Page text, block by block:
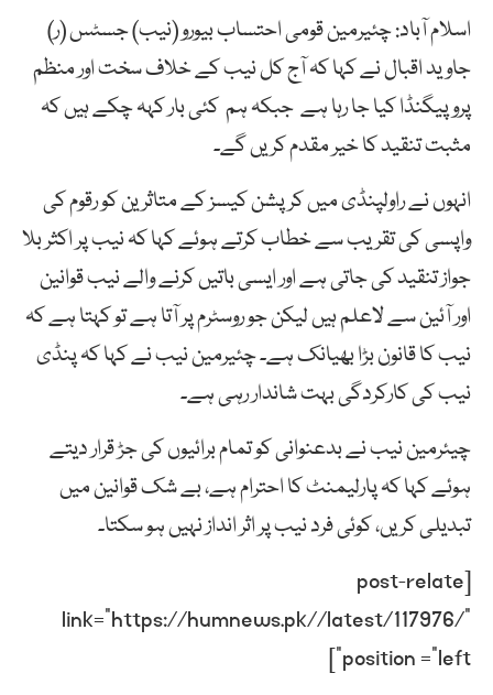
اسلام آباد: چئیرمین قومی احتساب بیورو (نیب) جسٹس (ر)
جاوید اقبال نے کہا کہ آج کل نیب کے خلاف سخت اور منظم
پروپیگنڈا کیا جا رہا ہے جبکہ ہم کئی بار کہہ چکے ہیں کہ
مثبت تنقید کا خیر مقدم کریں گے۔
انہوں نے راولپنڈی میں کرپشن کیسز کے متاثرین کو رقوم کی
واپسی کی تقریب سے خطاب کرتے ہوئے کہا کہ نیب پر اکثر بلا
جواز تنقید کی جاتی ہے اور ایسی باتیں کرنے والے نیب قوانین
اور آئین سے لاعلم ہیں لیکن جو روسٹرم پر آتا ہے تو کہتا ہے کہ
نیب کا قانون بڑا بھیانک ہے۔ چئیرمین نیب نے کہا کہ پنڈی
نیب کی کارکردگی بہت شاندار رہی ہے۔
چیئرمیننیبنےبدعنوانیکوتمامبرائیوںکیجڑقراردیتے
ہوئے کہا کہپارلیمنٹکااحترامہے،بےشکقوانینمیں
تبدیلیکریں،کوئیفردنیبپراثراندازنہیںہوسکتا۔
[post-relate
link=”https://humnews.pk//latest/117976/”
position =”left”]